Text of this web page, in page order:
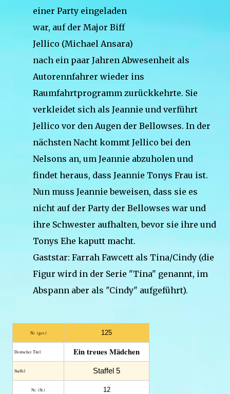
einer Party eingeladen
war, auf der Major Biff
Jellico (Michael Ansara)
nach ein paar Jahren Abwesenheit als
Autorennfahrer wieder ins
Raumfahrtprogramm zurückkehrte. Sie
verkleidet sich als Jeannie und verführt
Jellico vor den Augen der Bellowses. In der
nächsten Nacht kommt Jellico bei den
Nelsons an, um Jeannie abzuholen und
findet heraus, dass Jeannie Tonys Frau ist.
Nun muss Jeannie beweisen, dass sie es
nicht auf der Party der Bellowses war und
ihre Schwester aufhalten, bevor sie ihre und
Tonys Ehe kaputt macht.
Gaststar: Farrah Fawcett als Tina/Cindy (die
Figur wird in der Serie "Tina" genannt, im
Abspann aber als "Cindy" aufgeführt).
Nr. (ges.) 125
Deutscher Titel Ein treues Mädchen
Staffel Staffel 5
Nr. (St.) 12